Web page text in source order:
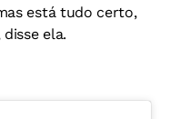
está tudo certo,
ela.